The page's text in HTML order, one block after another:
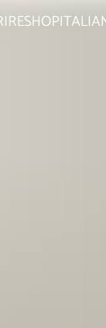
SHOP